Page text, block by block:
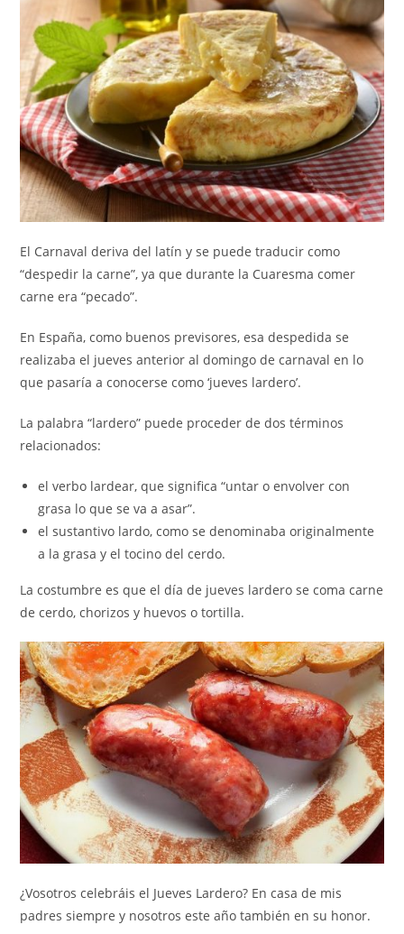
El Carnaval deriva del latín y se puede traducir como
“despedir la carne”, ya que durante la Cuaresma comer
carne era “pecado”.
En España, como buenos previsores, esa despedida se
realizaba el jueves anterior al domingo de carnaval en lo
que pasaría a conocerse como ‘jueves lardero’.
La palabra “lardero” puede proceder de dos términos
relacionados:
el verbo lardear, que significa “untar o envolver con
grasa lo que se va a asar”.
el sustantivo lardo, como se denominaba originalmente
a la grasa y el tocino del cerdo.
La costumbre es que el día de jueves lardero se coma carne
de cerdo, chorizos y huevos o tortilla.
¿Vosotros celebráis el Jueves Lardero? En casa de mis
padres siempre y nosotros este año también en su honor.